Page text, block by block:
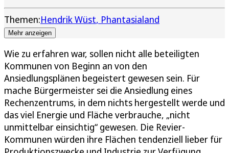
Themen:Hendrik Wüst Phantasialand
Mehr anzeigen
Wie zu erfahren war, sollen nicht alle beteiligten
Kommunen von Beginn an von den
Ansiedlungsplänen begeistert gewesen sein. Für
mache Bürgermeister sei die Ansiedlung eines
Rechenzentrums, in dem nichts hergestellt werde und
das viel Energie und Fläche verbrauche, „nicht
unmittelbar einsichtig“ gewesen. Die Revier-
Kommunen würden ihre Flächen tendenziell lieber für